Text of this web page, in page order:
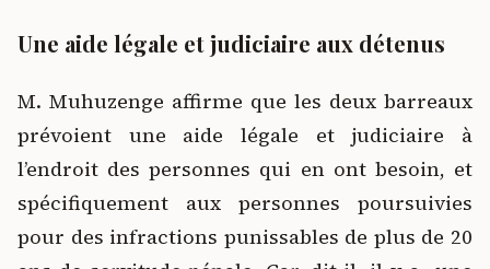
Une aide légale et judiciaire aux détenus
M. Muhuzenge affirme que les deux barreaux
prévoient une aide légale et judiciaire à
l’endroit des personnes qui en ont besoin, et
spécifiquement aux personnes poursuivies
pour des infractions punissables de plus de 20